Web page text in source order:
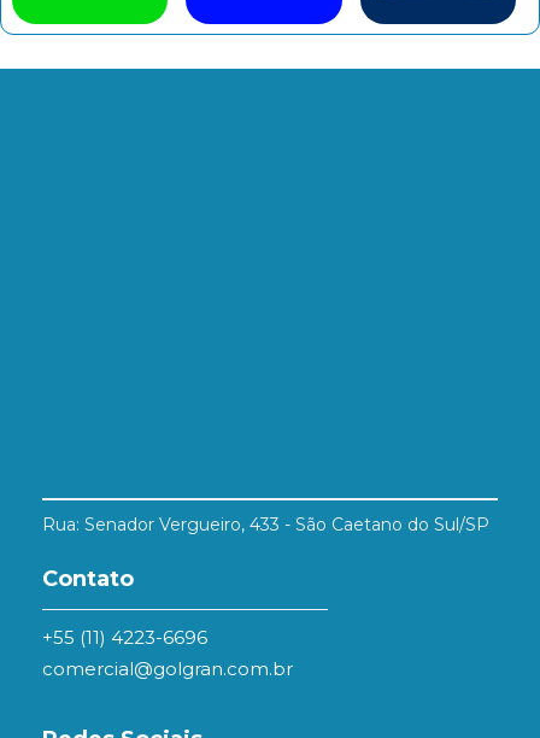
Rua: Senador Vergueiro, 433 - São Caetano do Sul/SP
Contato
+55 (11) 4223-6696
comercial@golgran.com.br